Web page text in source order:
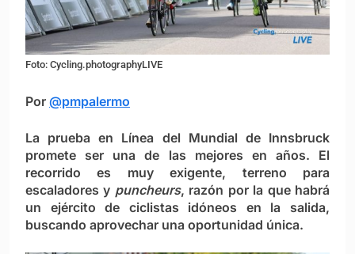
Foto: Cycling.photographyLIVE
Por @pmpalermo
La prueba en Línea del Mundial de Innsbruck
promete ser una de las mejores en años. El
recorrido es muy exigente, terreno para
escaladores y puncheurs, razón por la que habrá
un ejército de ciclistas idóneos en la salida,
buscando aprovechar una oportunidad única.